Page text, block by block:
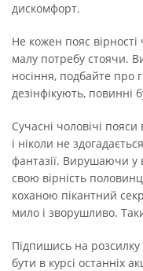
дискомфорт.
Не кожен пояс
малу потребу стоячи.
носіння, подбайте про
дезінфікують, повинні
Сучасні чоловічі пояси
і ніколи не
фантазії. Вирушаючи у
свою вірність
коханою пікантний
мило і зворушливо.
Підпишись на
бути в курсі останніх